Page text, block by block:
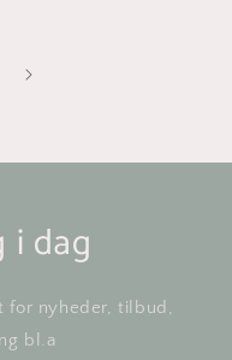
i dag
for nyheder, tilbud,
bl.a